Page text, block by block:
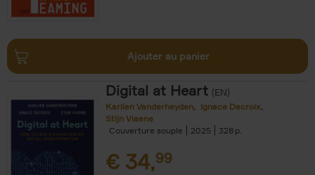
Ajouter au panier
Digital at Heart (EN)
Karlien Vanderheyden
Ignace Decroix
Stijn Viaene
Couverture souple
2025 328
€ 34,99